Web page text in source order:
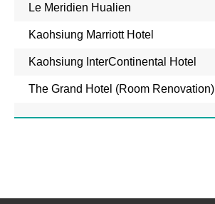
Le Meridien Hualien
Kaohsiung Marriott Hotel
Kaohsiung InterContinental Hotel
The Grand Hotel (Room Renovation)